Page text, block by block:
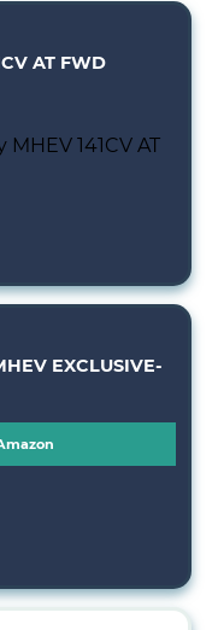
AT FWD
EXCLUSIVE-